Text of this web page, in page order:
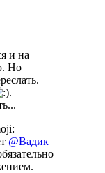
и на
Но
.
@Вадик